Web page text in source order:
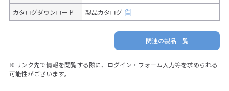
カタログダウンロード 製品カタログ
関連の製品一覧
※リンク先で情報を閲覧する際に、ログイン・フォーム入力等を求められる
可能性がございます。